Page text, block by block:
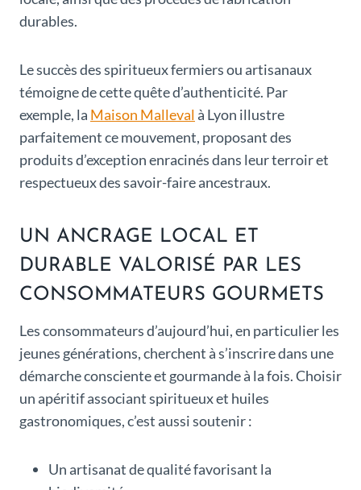
durables.
Le succès des spiritueux fermiers ou artisanaux
témoigne de cette quête d’authenticité. Par
exemple, la Maison Mallevalà Lyon illustre
parfaitement ce mouvement, proposant des
produits d’exception enracinés dans leur terroir et
respectueux des savoir-faire ancestraux.
UN ANCRAGE LOCAL ET
DURABLE VALORISÉ PAR LES
CONSOMMATEURS GOURMETS
Les consommateurs d’aujourd’hui, en particulier les
jeunes générations, cherchent à s’inscrire dans une
démarche consciente et gourmande à la fois. Choisir
un apéritif associant spiritueux et huiles
gastronomiques, c’est aussi soutenir :
Un artisanat de qualité favorisant la